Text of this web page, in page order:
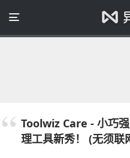
Toolwiz Care - 小巧
理工具新秀！ (无须联